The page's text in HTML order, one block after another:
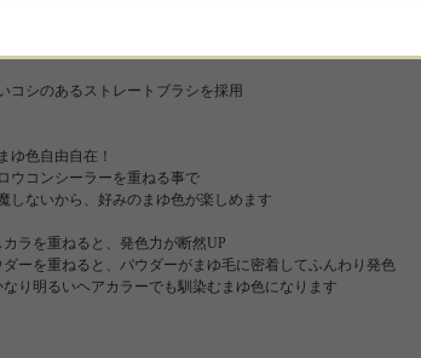
合
ンテノール配合
コシのあるストレートブラシを採用
ゆ色自由自在！
コンシーラーを重ねる事で
しないから、好みのまゆ色が楽しめます
ラを重ねると、発色力が断然UP
ーを重ねると、パウダーがまゆ毛に密着してふんわり発色
り明るいヘアカラーでも馴染むまゆ色になります